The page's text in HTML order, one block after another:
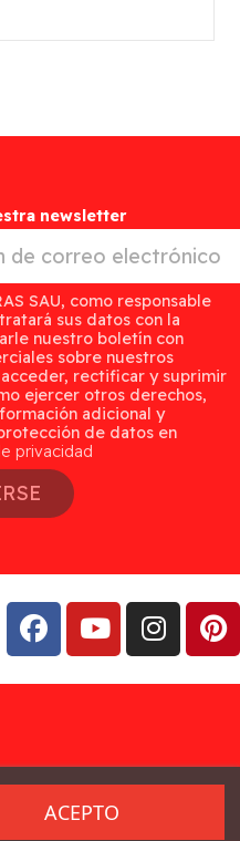
newsletter
SAU, como responsable
sus datos con la
nuestro boletín con
sobre nuestros
rectificar y suprimir
ejercer otros derechos,
adicional y
de datos en
privacidad
ACEPTO